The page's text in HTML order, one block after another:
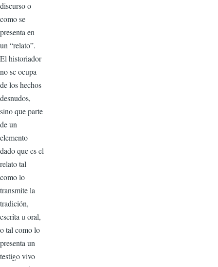
discurso o
como se
presenta en
un “relato”.
El historiador
no se ocupa
de los hechos
desnudos,
sino que parte
de un
elemento
dado que es el
relato tal
como lo
transmite la
tradición,
escrita u oral,
o tal como lo
presenta un
testigo vivo